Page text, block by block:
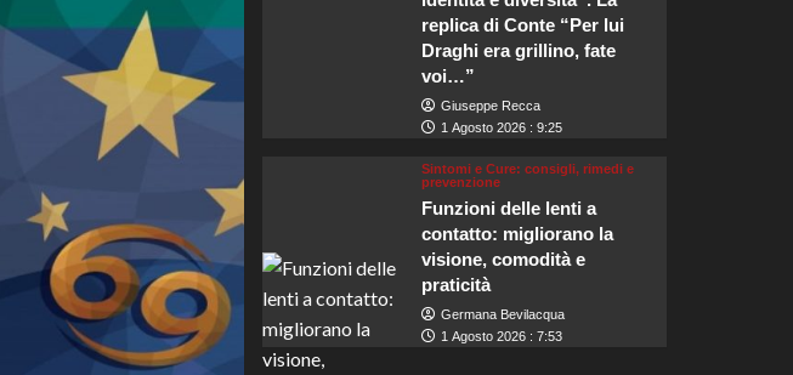
replica di Conte “Per lui
Draghi era grillino, fate
voi…”
Giuseppe Recca
1 Agosto 2026 : 9:25
Sintomi e Cure: consigli, rimedi e
prevenzione
Funzioni delle lenti a
contatto: migliorano la
visione, comodità e
praticità
Germana Bevilacqua
1 Agosto 2026 : 7:53